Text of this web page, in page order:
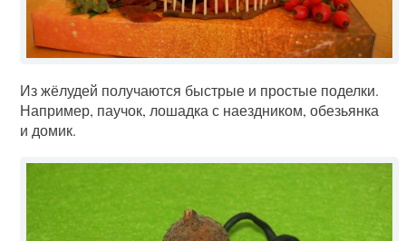
Из жёлудей получаются быстрые и простые поделки.
Например, паучок, лошадка с наездником, обезьянка
и домик.